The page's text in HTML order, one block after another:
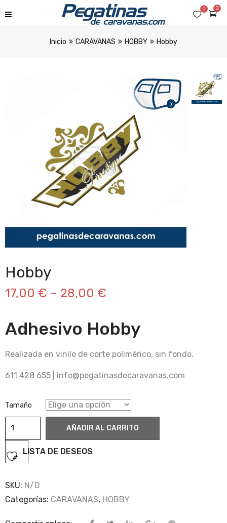
0
0
Inicio CARAVANAS HOBBY Hobby
Hobby
17,00 € – 28,00 €
Adhesivo Hobby
Realizada en vinilo de corte polimérico, sin fondo.
611 428 655 | info@pegatinasdecaravanas.com
Tamaño
Hobby
AÑADIR AL CARRITO
LISTA DE DESEOS
SKU: N/D
Categorías: CARAVANAS, HOBBY